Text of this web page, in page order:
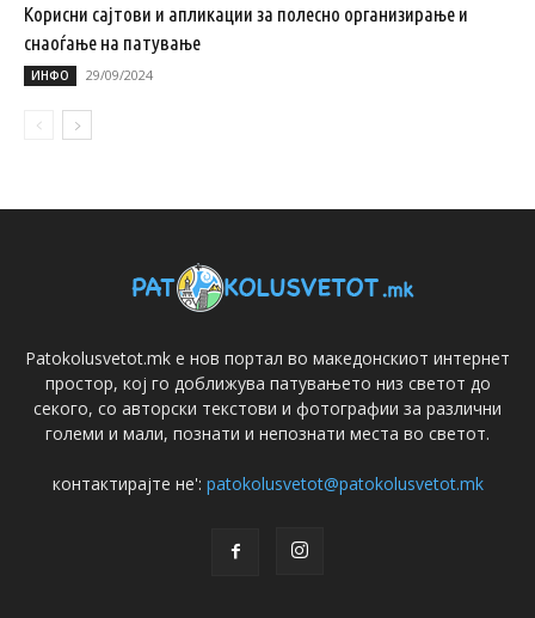
Корисни сајтови и апликации за полесно организирање и
снаоѓање на патување
ИНФО 29/09/2024
Patokolusvetot.mk е нов портал во македонскиот интернет
простор, кој го доближува патувањето низ светот до
секого, со авторски текстови и фотографии за различни
големи и мали, познати и непознати места во светот.
контактирајте не': patokolusvetot@patokolusvetot.mk